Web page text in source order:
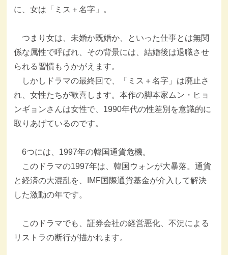
に、女は「ミス＋名字」。
つまり女は、未婚か既婚か、といった仕事とは無関
係な属性で呼ばれ、その背景には、結婚後は退職させ
られる習慣もうかがえます。
しかしドラマの最終回で、「ミス＋名字」は廃止さ
れ、女性たちが歓喜します。本作の脚本家ムン・ヒョ
ンギョンさんは女性で、1990年代の性差別を意識的に
取りあげているのです。
6つには、1997年の韓国通貨危機。
このドラマの1997年は、韓国ウォンが大暴落。通貨
と経済の大混乱を、IMF国際通貨基金が介入して解決
した激動の年です。
このドラマでも、証券会社の経営悪化、不況による
リストラの断行が描かれます。